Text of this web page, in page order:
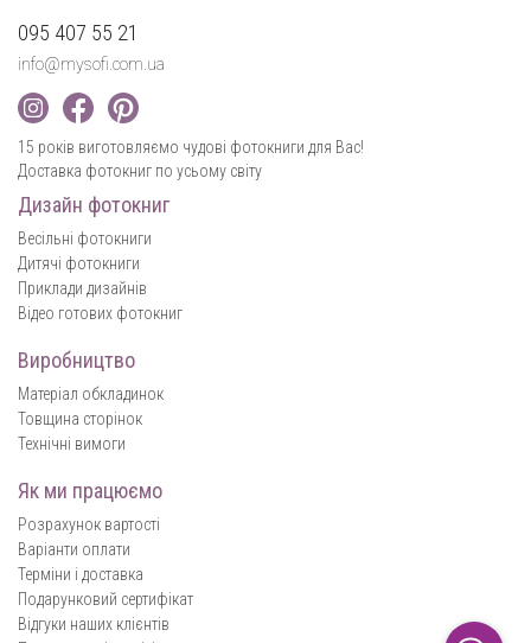
095 407 55 21
info@mysofi.com.ua
15 років виготовляємо чудові фотокниги для Вас!
Доставка фотокниг по усьому світу
Дизайн фотокниг
Весільні фотокниги
Дитячі фотокниги
Приклади дизайнів
Відео готових фотокниг
Виробництво
Матеріал обкладинок
Товщина сторінок
Технічні вимоги
Як ми працюємо
Розрахунок вартості
Варіанти оплати
Терміни і доставка
Подарунковий сертифікат
Відгуки наших клієнтів